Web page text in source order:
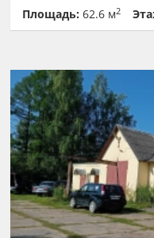
Площадь:62.6 м2